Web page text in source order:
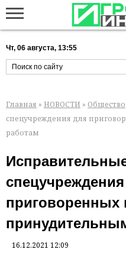
Чт, 06 августа, 13:55
Главная » НОВОСТИ » Общество
спецучреждения для
работам
приговоренных
16.12.2021 12:09